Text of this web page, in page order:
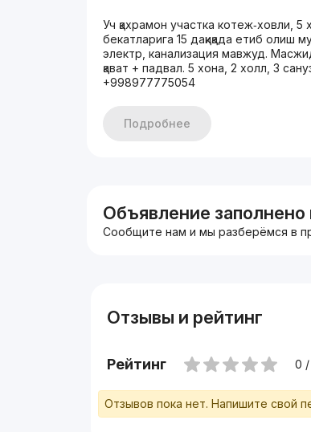
Уч қахрамон участка котеж‑ховли,
бекатларига 15 дақиқада етиб олиш
электр, канализация мавжуд.
қават + падвал. 5 хона, 2 холл, 3
+998977775054
Подробнее
Объявление заполнено
Сообщите нам и мы разберёмся в
Отзывы и рейтинг
Рейтинг 0 /
Отзывов пока нет. Напишите свой